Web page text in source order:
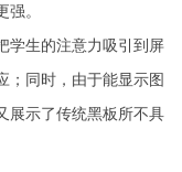
。
学生的注意力吸引到屏
；同时，由于能显示图
展示了传统黑板所不具